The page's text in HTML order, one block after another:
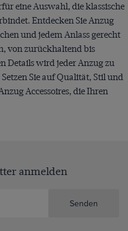
eine Auswahl, die klassische
Entdecken Sie Anzug
und jedem Anlass gerecht
von zurückhaltend bis
Details wird jeder Anzug zu
Sie auf Qualität, Stil und
Accessoires, die Ihren
anmelden
Senden